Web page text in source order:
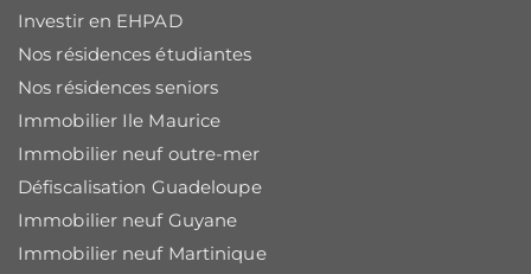
Investir en EHPAD
Nos résidences étudiantes
Nos résidences seniors
Immobilier Ile Maurice
Immobilier neuf outre-mer
Défiscalisation Guadeloupe
Immobilier neuf Guyane
Immobilier neuf Martinique